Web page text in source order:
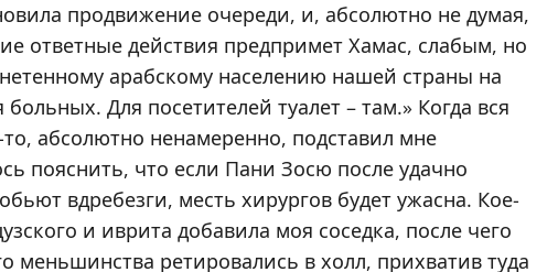
продвижение очереди, и, абсолютно не думая,
ответные действия предпримет Хамас, слабым, но
арабскому населению нашей страны на
Для посетителей туалет – там.» Когда вся
абсолютно ненамеренно, подставил мне
пояснить, что если Пани Зосю после удачно
вдребезги, месть хирургов будет ужасна. Кое-
и иврита добавила моя соседка, после чего
меньшинства ретировались в холл, прихватив туда